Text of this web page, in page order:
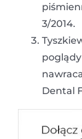
3/2014.
Dental